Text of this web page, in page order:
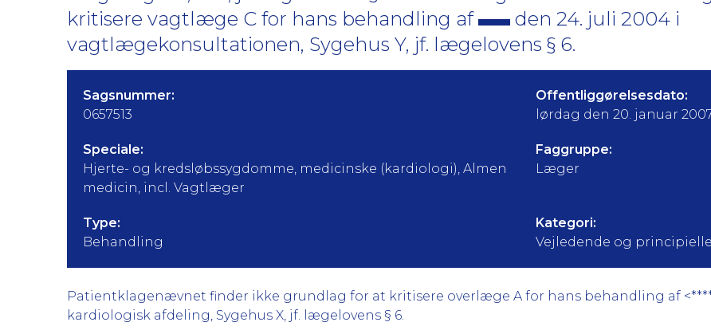
kritisere vagtlæge C for hans behandling af
den 24. juli 2004 i
vagtlægekonsultationen, Sygehus Y, jf. lægelovens § 6.
Sagsnummer:
0657513
Offentliggørelsesdato:
lørdag den 20. januar
Speciale:
Hjerte- og kredsløbssygdomme, medicinske (kardiologi), Almen
medicin, incl. Vagtlæger
Faggruppe:
Læger
Type:
Behandling
Kategori:
Vejledende og principielle
Patientklagenævnet finder ikke grundlag for at kritisere overlæge A for hans behandling af
kardiologisk afdeling, Sygehus X, jf. lægelovens § 6.